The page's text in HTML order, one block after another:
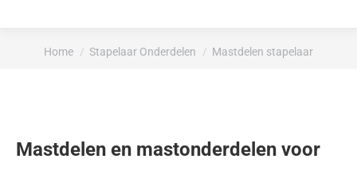
Je bent hier:
Home Stapelaar Onderdelen Mastdelen stapelaar
Mastdelen en mastonderdelen voor